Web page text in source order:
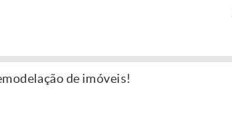
de imóveis!